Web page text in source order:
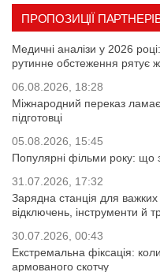
ПРОПОЗИЦІЇ
Медичні аналізи у 2026
рутинне обстеження рятує
06.08.2026, 18:28
Міжнародний переказ
підготовці
05.08.2026, 15:45
Популярні фільми року: що
31.07.2026, 17:32
Зарядна станція для
відключень, інструменти й
30.07.2026, 00:43
Екстремальна фіксація:
армованого скотчу